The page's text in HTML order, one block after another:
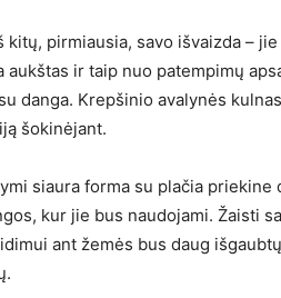
pirmiausia, savo išvaizda –
ir taip nuo patempimų
danga. Krepšinio avalynės
šokinėjant.
siaura forma su plačia priekine
kur jie bus naudojami. Žaisti
ant žemės bus daug